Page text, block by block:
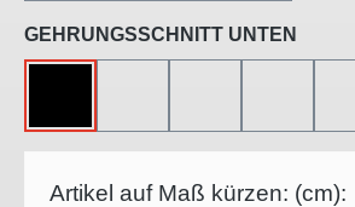
GEHRUNGSSCHNITT UNTEN
Artikel auf Maß kürzen: (cm):